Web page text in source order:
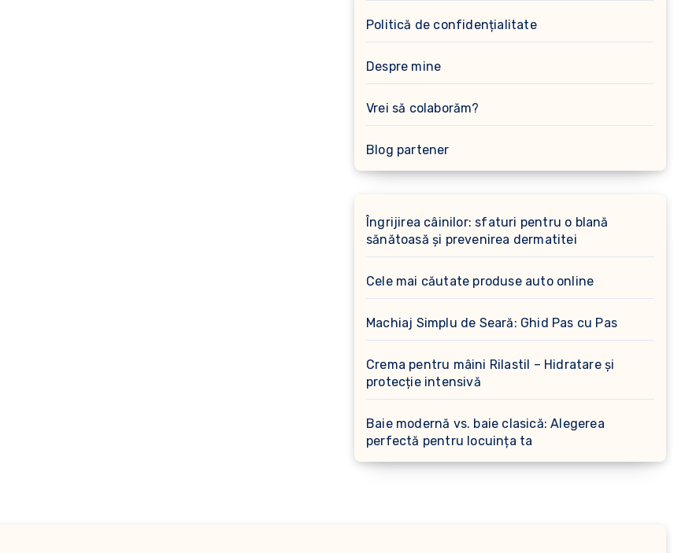
Politică de confidențialitate
Despre mine
Vrei să colaborăm?
Blog partener
Îngrijirea câinilor: sfaturi pentru o blană
sănătoasă și prevenirea dermatitei
Cele mai căutate produse auto online
Machiaj Simplu de Seară: Ghid Pas cu Pas
Crema pentru mâini Rilastil – Hidratare și
protecție intensivă
Baie modernă vs. baie clasică: Alegerea
perfectă pentru locuința ta